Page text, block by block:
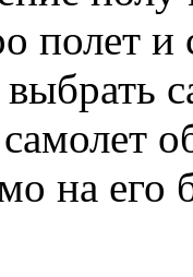
полет и
самолет
на его